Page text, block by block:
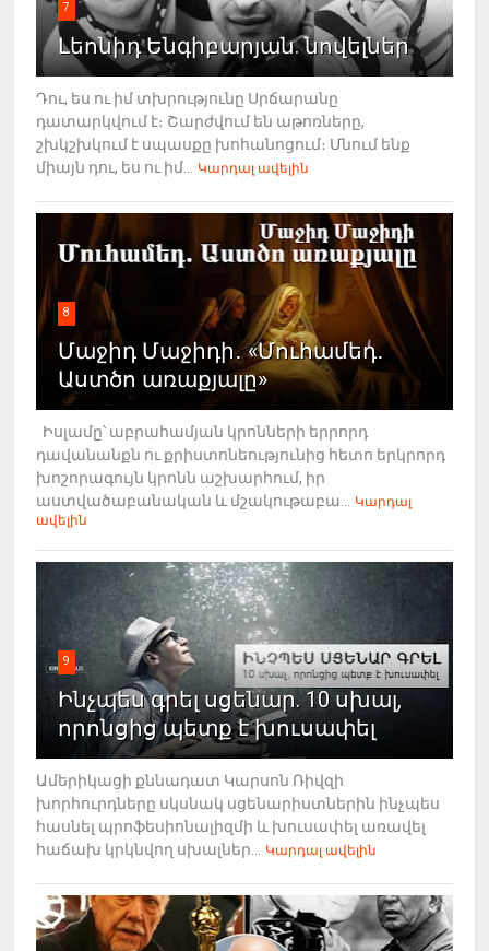
7
Լեոնիդ Ենգիբարյան. նովելներ
Դու, ես ու իմ տխրությունը Սրճարանը
դատարկվում է։ Շարժվում են աթոռները,
շխկշխկում է սպասքը խոհանոցում։ Մնում ենք
միայն դու, ես ու իմ...
Կարդալ ավելին
8
Մաջիդ Մաջիդի․ «Մուհամեդ․
Աստծո առաքյալը»
Իսլամը՝ աբրահամյան կրոնների երրորդ
դավանանքն ու քրիստոնեությունից հետո երկրորդ
խոշորագույն կրոնն աշխարհում, իր
աստվածաբանական և մշակութաբա...
Կարդալ
ավելին
9
Ինչպես գրել սցենար. 10 սխալ,
որոնցից պետք է խուսափել
Ամերիկացի քննադատ Կարսոն Ռիվզի
խորհուրդները սկսնակ սցենարիստներին ինչպես
հասնել պրոֆեսիոնալիզմի և խուսափել առավել
հաճախ կրկնվող սխալներ...
Կարդալ ավելին